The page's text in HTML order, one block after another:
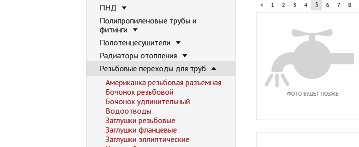
< 1 2 3 4 5 6 7 8
ПНД
Полипропиленовые трубы и
фитинги
Полотенцесушители
Радиаторы отопления
Резьбовые переходы для труб
Американка резьбовая разъемная
Бочонок резьбовой
Бочонок удлинительный
Водоотводы
Заглушки резьбовые
Заглушки фланцевые
Заглушки эллиптические